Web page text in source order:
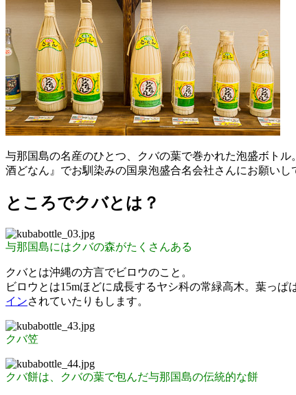
与那国島の名産のひとつ、クバの葉で巻かれた泡盛ボト
酒どなん』でお馴染みの国泉泡盛合名会社さんにお願いし
ところでクバとは？
与那国島にはクバの森がたくさんある
クバとは沖縄の方言でビロウのこと。
ビロウとは15mほどに成長するヤシ科の常緑高木。葉っ
インされていたりもします。
クバ笠
クバ餅は、クバの葉で包んだ与那国島の伝統的な餅